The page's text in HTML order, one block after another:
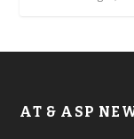
AT & ASP